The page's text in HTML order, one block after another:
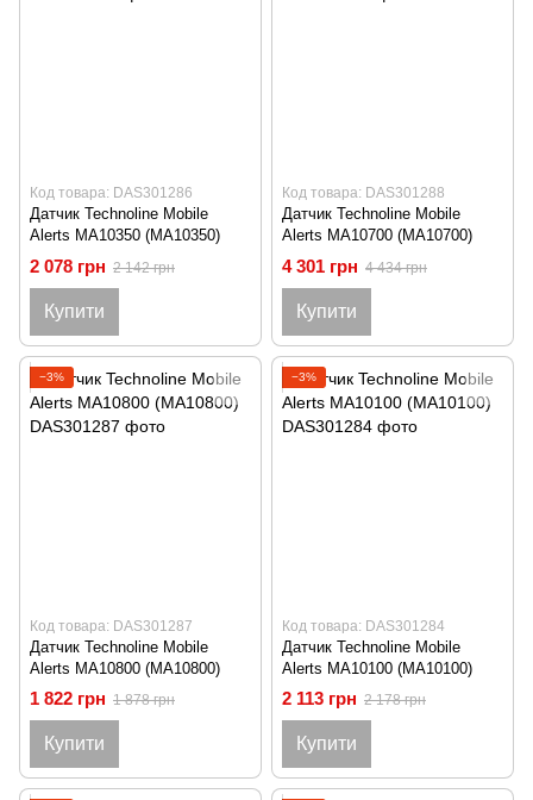
Код товара: DAS301286
Датчик Technoline Mobile
Alerts MA10350 (MA10350)
2 078 грн 2 142 грн
Купити
Код товара: DAS301288
Датчик Technoline Mobile
Alerts MA10700 (MA10700)
4 301 грн 4 434 грн
Купити
−3%
Код товара: DAS301287
Датчик Technoline Mobile
Alerts MA10800 (MA10800)
1 822 грн 1 878 грн
Купити
−3%
Код товара: DAS301284
Датчик Technoline Mobile
Alerts MA10100 (MA10100)
2 113 грн 2 178 грн
Купити